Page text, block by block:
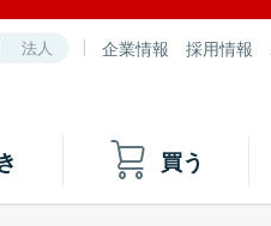
法人 企業情報 採用情報
買う